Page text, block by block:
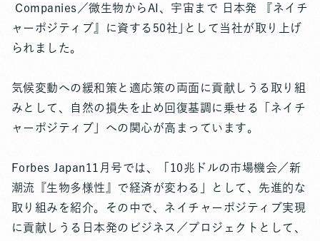
Companies／微生物からAI、宇宙まで 日本発 『ネイチ
ャーポジティブ』に資する50社｣として当社が取り上げ
られました。
気候変動への緩和策と適応策の両面に貢献しうる取り組
みとして、自然の損失を止め回復基調に乗せる「ネイチ
ャーポジティブ」への関心が高まっています。
Forbes Japan11月号では、「10兆ドルの市場機会／新
潮流『生物多様性』で経済が変わる」として、先進的な
取り組みを紹介。その中で、ネイチャーポジティブ実現
に貢献しうる日本発のビジネス／プロジェクトとして、